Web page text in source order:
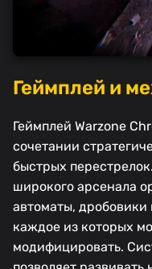
Геймплей и
Геймплей Warzone
сочетании
быстрых
широкого арсенала
автоматы,
каждое из которых
модифицировать.